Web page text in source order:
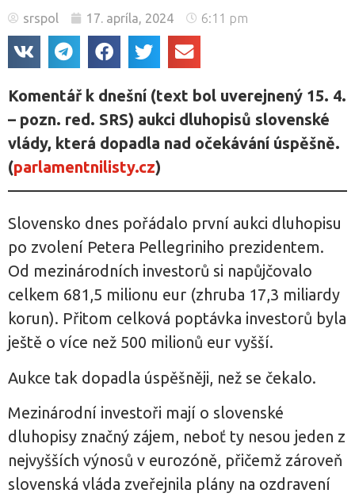
srspol 17. apríla, 2024 6:11 pm
Komentář k dnešní (text bol uverejnený 15. 4.
– pozn. red. SRS) aukci dluhopisů slovenské
vlády, která dopadla nad očekávání úspěšně.
(parlamentnilisty.cz)
Slovensko dnes pořádalo první aukci dluhopisu
po zvolení Petera Pellegriniho prezidentem.
Od mezinárodních investorů si napůjčovalo
celkem 681,5 milionu eur (zhruba 17,3 miliardy
korun). Přitom celková poptávka investorů byla
ještě o více než 500 milionů eur vyšší.
Aukce tak dopadla úspěšněji, než se čekalo.
Mezinárodní investoři mají o slovenské
dluhopisy značný zájem, neboť ty nesou jeden z
nejvyšších výnosů v eurozóně, přičemž zároveň
slovenská vláda zveřejnila plány na ozdravení